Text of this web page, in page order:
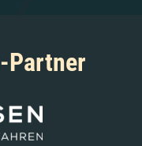
Partner